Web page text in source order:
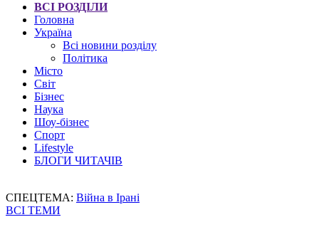
ВСІ РОЗДІЛИ
Головна
Україна
Всі новини розділу
Політика
Місто
Світ
Бізнес
Наука
Шоу-бізнес
Спорт
Lifestyle
БЛОГИ ЧИТАЧІВ
СПЕЦТЕМА: Війна в Ірані
ВСІ ТЕМИ